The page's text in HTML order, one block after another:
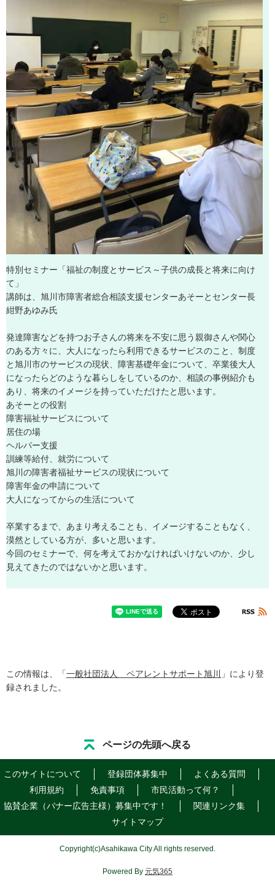
特別 セ ミ ナー 「福祉の制 度とサービス ～子供の成長と将来に向け
て 」
講師は、 旭川 市障害者総合相談支援センターあそーと センター長
紺野あゆみ氏
発達障害などを持つお子さ んの将来を不安に思う親御さ んや関心
のある方々 に、 大人になった ら利 用でき るサービスのこ と 、 制 度
と旭川 市のサービスの現状、 障害基礎年金について、 卒業後大人
になった ら どのよ う な暮ら しを しているのか、 相談の事例紹介も
あ り 、 将来のイ メージを持っていただけた と思います。
あそーとの役割
障害福祉サービスについて
居住の場
ヘルパー支援
訓 練等給付、 就労について
旭川 の障害者福祉サービスの現状について
障害年金の申請について
大人になってからの生活について
卒業する ま で、 あま り考え るこ と も、 イ メージするこ と もな く 、
漠然と している方が、 多いと思います。
今回のセ ミ ナーで、 何を考え ておかなければいけないのか、 少し
見え てき たのではないかと思います。
この情報は、「一般社団法人 ペアレントサポート旭川
」により登
録されました。
ページの先頭へ戻る
このサイトについて 登録団体募集中
よくある質問
利用規約
免責事項
市民活動って何？
協賛企業（バナー広告主様）募集中です！
関連リンク集
サイトマップ
Copyright(c)Asahikawa City All rights reserved.
Powered By 元気365